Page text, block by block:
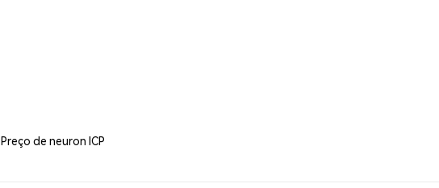
Preço de neuron ICP